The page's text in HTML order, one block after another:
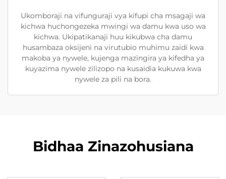
Ukomboraji na vifunguraji vya kifupi cha msagaji wa
kichwa huchongezeka mwingi wa damu kwa uso wa
kichwa. Ukipatikanaji huu kikubwa cha damu
husambaza oksijeni na virutubio muhimu zaidi kwa
makoba ya nywele, kujenga mazingira ya kifedha ya
kuyazima nywele zilizopo na kusaidia kukuwa kwa
nywele za pili na bora.
Bidhaa Zinazohusiana